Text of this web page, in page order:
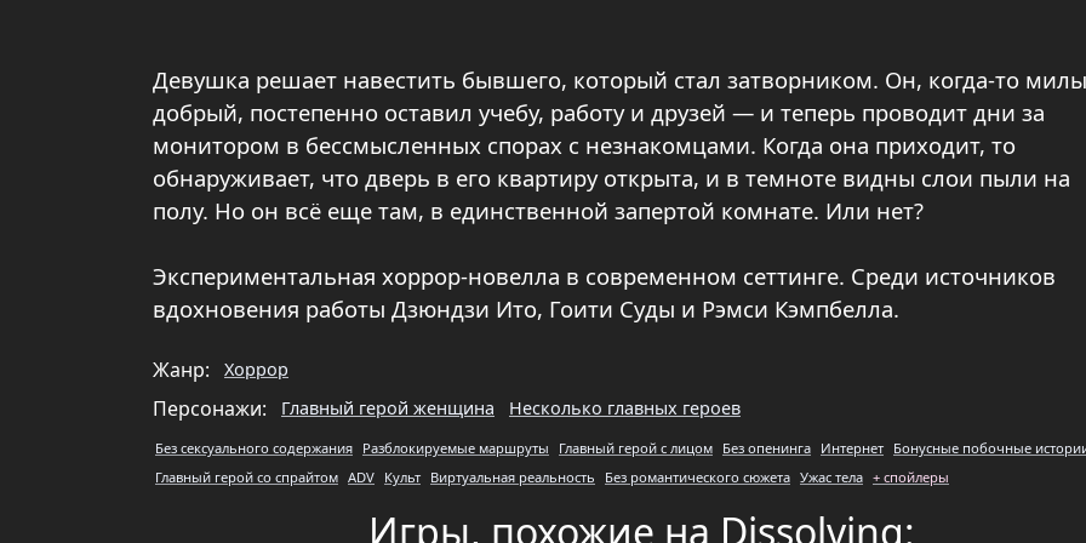
Девушка решает навестить бывшего, который стал затворником. Он, когда-то
добрый, постепенно оставил учебу, работу и друзей — и теперь проводит дни за
монитором в бессмысленных спорах с незнакомцами. Когда она приходит, то
обнаруживает, что дверь в его квартиру открыта, и в темноте видны слои пыли на
полу. Но он всё еще там, в единственной запертой комнате. Или нет?
Экспериментальная хоррор-новелла в современном сеттинге. Среди источников
вдохновения работы Дзюндзи Ито, Гоити Суды и Рэмси Кэмпбелла.
Жанр: Хоррор
Персонажи: Главный герой женщина Несколько главных героев
Без сексуального содержания Разблокируемые маршруты Главный герой с лицом Без опенинга Интернет Бонусные побочные
Главный герой со спрайтом ADV Культ Виртуальная реальность Без романтического сюжета Ужас тела + спойлеры
Игры, похожие на Dissolving: